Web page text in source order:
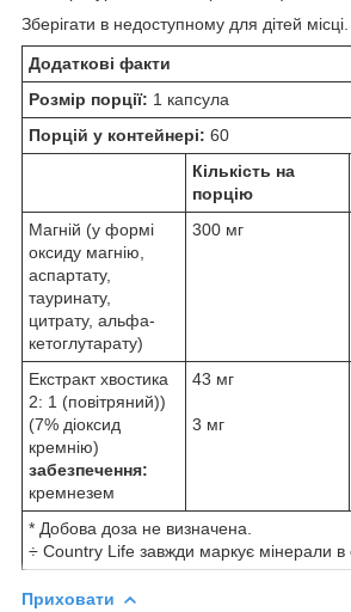
Зберігати в недоступному для дітей місці.
Додаткові факти
Розмір порції: 1 капсула
Порцій у контейнері: 60
Кількість на
порцію
Магній (у формі
оксиду магнію,
аспартату,
тауринату,
цитрату, альфа-
кетоглутарату)
300 мг
Екстракт хвостика
2: 1 (повітряний))
(7% діоксид
кремнію)
забезпечення:
кремнезем
43 мг
3 мг
* Добова доза не визначена.
÷ Country Life завжди маркує мінерали в
Приховати